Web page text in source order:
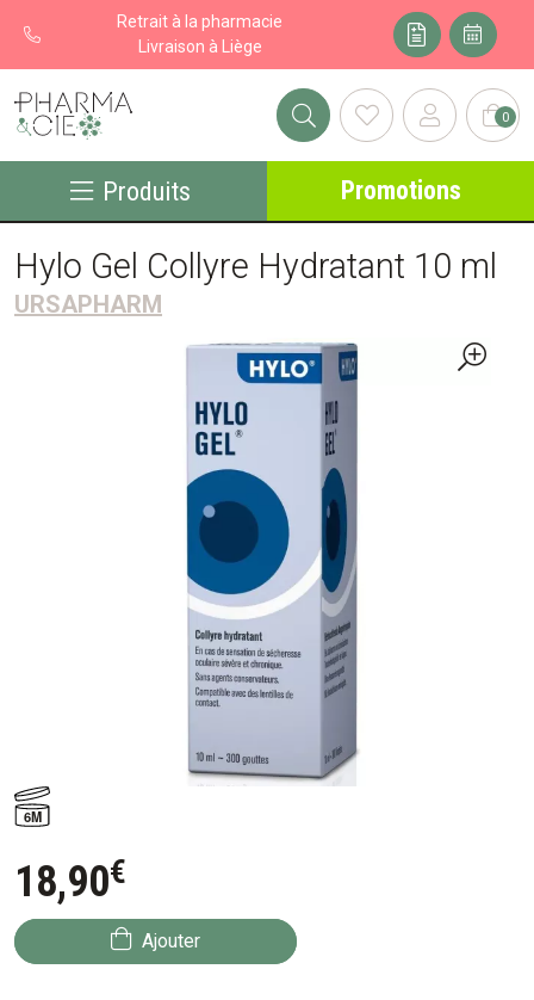
Retrait à la pharmacie
Livraison à Liège
Pharma&cie - Pharmacie des Franchises Votre export 0
Produits Promotions
Hylo Gel Collyre Hydratant 10 ml
URSAPHARM
6M
18,90€
Ajouter